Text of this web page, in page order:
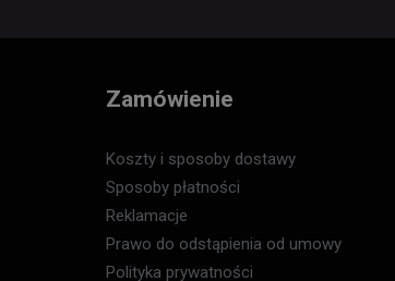
Zamówienie
Koszty i sposoby dostawy
Sposoby płatności
Reklamacje
Prawo do odstąpienia od umowy
Polityka prywatności